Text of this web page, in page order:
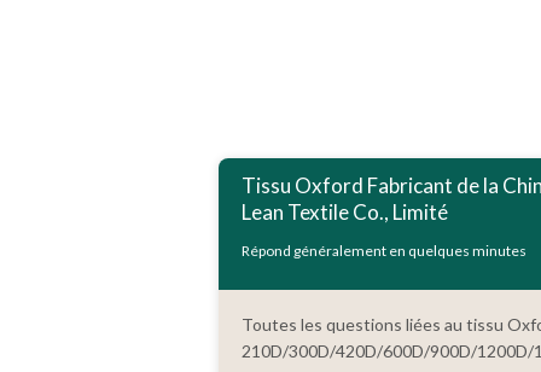
Tissu Oxford Fabricant de la
Lean Textile Co., Limité
Répond généralement en quelques minutes
Toutes les questions liées au tissu
210D/300D/420D/600D/900D/1200D/